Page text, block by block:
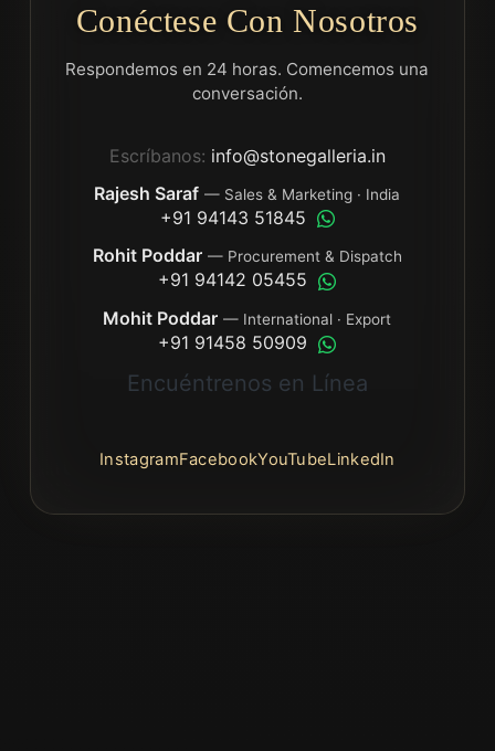
Conéctese Con Nosotros
Respondemos en 24 horas. Comencemos una
conversación.
Escríbanos: info@stonegalleria.in
Rajesh Saraf — Sales & Marketing · India
+91 94143 51845
Rohit Poddar — Procurement & Dispatch
+91 94142 05455
Mohit Poddar — International · Export
+91 91458 50909
Encuéntrenos en Línea
InstagramFacebookYouTubeLinkedIn